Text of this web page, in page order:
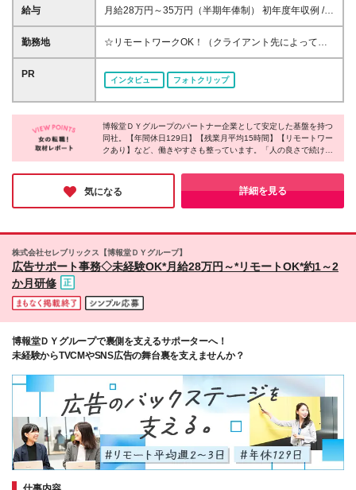
不問 「広告業界に憧れはあるけど、専門知識がな
応といった基本のPC操作ができればまずはOKです。
広告制作に関わるためのスキルや知識は入社後にイチ
た作業をこなすだけでなく、頼られる「要」として活
た！」と直接感謝される仕事がしたい ◎チームで協
力しながら、一つのものを形にしていく達成感を味わ
いたい ◎土日祝休み＆残業少なめの環境で、プライ
ベートも大切にしたい
給与
月給28万円～35万円（半期年俸制） 初年度年収例 /
年収336万円～420万円 ※経験・能力・スキルを最大
限に考慮のうえ、決定します。 ※賃金はあくまでも目
時間分）を含みます。 ※固定残業時間を超過した分
勤務地
☆リモートワークOK！（クライアント先によって変
動） 赤坂ほか東京23区内の指定勤務地で働きま
す。 実業務開始までの期間は、本社もしくは新宿サ
テライトオフィスにて研修を行います。 【本社】 東
京都江東区有明3-7-18 有明セントラルタワー7F （最
寄駅：ゆりかもめ線「東京ビッグサイト」駅） 【新
宿サテライトオフィス】 東京都新宿区新宿2-5-10 ア
ーバンセンター新宿2F ※(変更の範囲)会社の定める事
業所
PR
インタビュー フォトクリップ
博報堂ＤＹグループのパートナー企業として安定した基盤を持つ
同社。【年間休日129日】【残業月平均15時間】【リモートワー
クあり】など、働きやすさも整っています。「人の良さで続けて
いる」という社員が多く、困ったときは自然と声をかけ合う温か
い雰囲気が印象的でした！
研修体制も充実しているため、未経験の方でも安心してスタート
できそうな雰囲気。長く安心して働きたい方にぜひおすすめした
い会社です♪
気になる 詳細を見る
株式会社セレブリックス【博報堂ＤＹグループ】
広告サポート事務◇未経験OK*月給28万円～*リモートOK*約1～2
か月研修
博報堂ＤＹグループで裏側を支えるサポーターへ！
未経験からTVCMやSNS広告の舞台裏を支えませんか？